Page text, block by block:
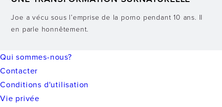
Joe a vécu sous l’emprise de la porno pendant 10 ans. Il
en parle honnêtement.
Qui sommes-nous?
Contacter
Conditions d'utilisation
Vie privée